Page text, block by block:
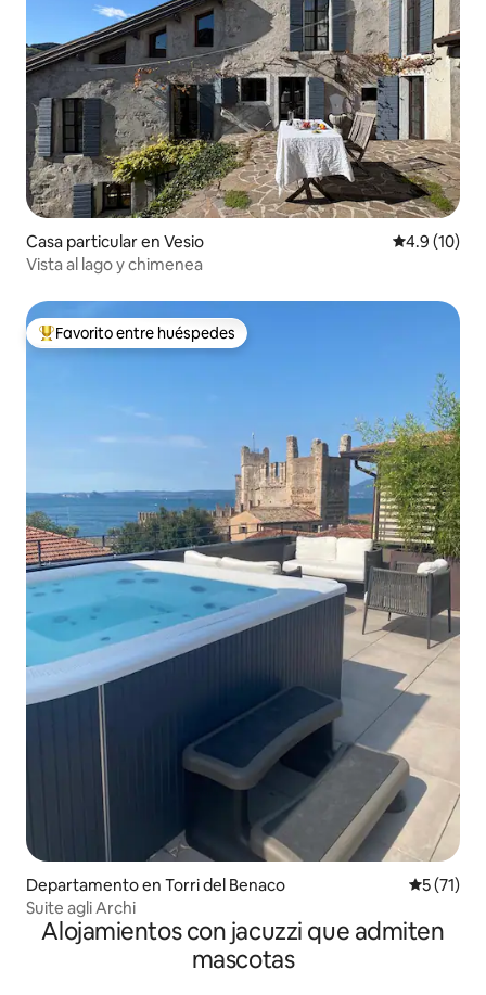
Casa particular en Vesio Calificación
4.9 (10)
Vista al lago y chimenea
De los mejores en Favorito entre huéspedes
Favorito entre huéspedes
Departamento en Torri del Benaco
5 (71)
Suite agli Archi
Alojamientos con jacuzzi que admiten
mascotas